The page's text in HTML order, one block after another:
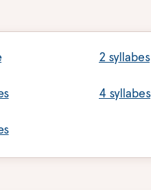
2 syllabes
4 syllabes